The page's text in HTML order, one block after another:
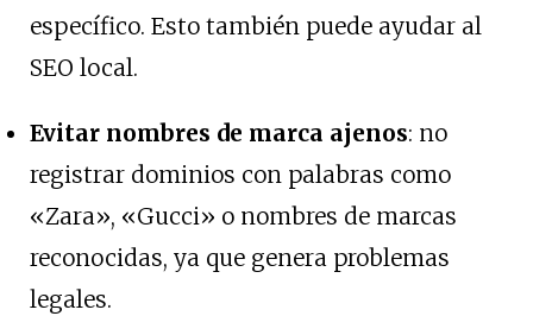
específico. Esto también puede ayudar al
SEO local.
Evitar nombres de marca ajenos: no
registrar dominios con palabras como
«Zara», «Gucci» o nombres de marcas
reconocidas, ya que genera problemas
legales.